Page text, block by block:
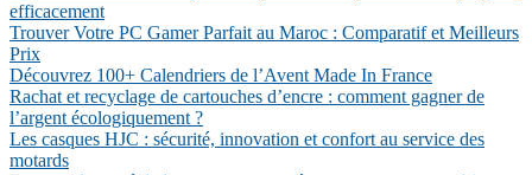
efficacement
Trouver Votre PC Gamer Parfait au Maroc : Comparatif et Meilleurs
Prix
Découvrez 100+ Calendriers de l’Avent Made In France
Rachat et recyclage de cartouches d’encre : comment gagner de
l’argent écologiquement ?
Les casques HJC : sécurité, innovation et confort au service des
motards